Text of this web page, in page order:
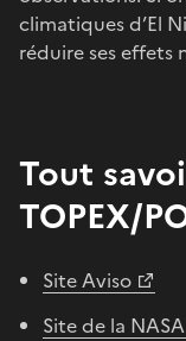
climatiques d’El
réduire ses effets
Tout
TOPEX/
Site Aviso
Site de la NASA